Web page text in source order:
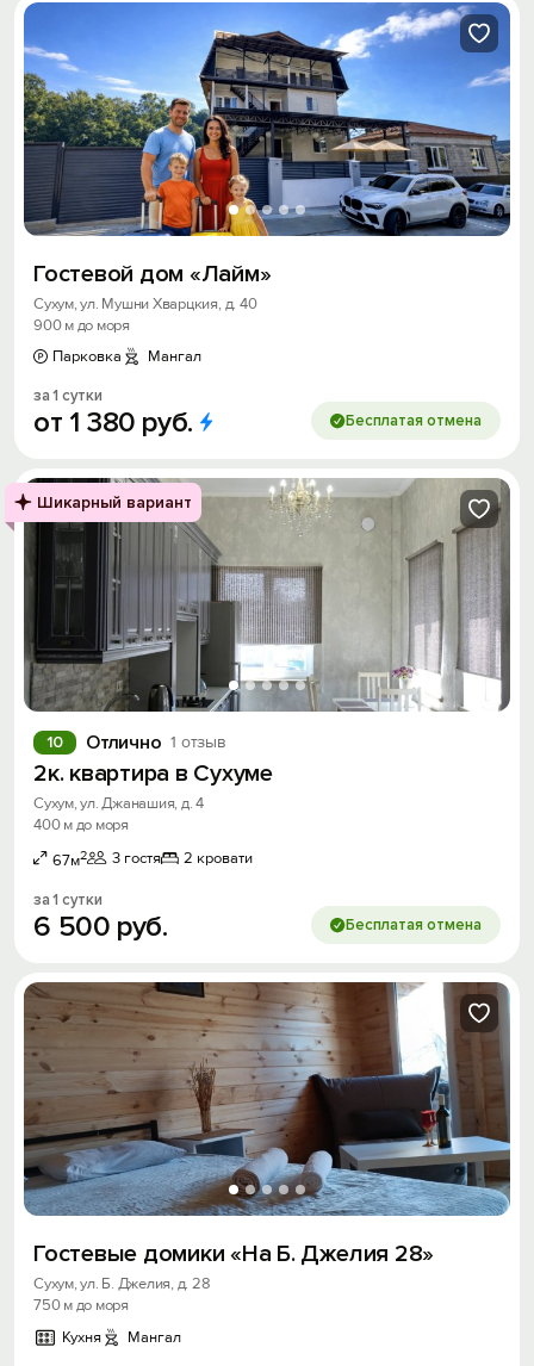
Гостевой дом «Лайм»
Сухум, ул. Мушни Хварцкия, д. 40
900 м до моря
Парковка
Мангал
за 1 сутки
от 1 380 руб. Бесплатая отмена
Шикарный вариант
Отлично 1 отзыв
10
2к. квартира в Сухуме
Сухум, ул. Джанашия, д. 4
400 м до моря
67м2 3 гостя 2 кровати
за 1 сутки
6 500 руб. Бесплатая отмена
Гостевые домики «На Б. Джелия 28»
Сухум, ул. Б. Джелия, д. 28
750 м до моря
Кухня
Мангал